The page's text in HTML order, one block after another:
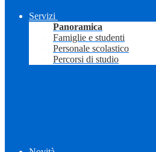
Servizi
Panoramica
Famiglie e studenti
Personale scolastico
Percorsi di studio